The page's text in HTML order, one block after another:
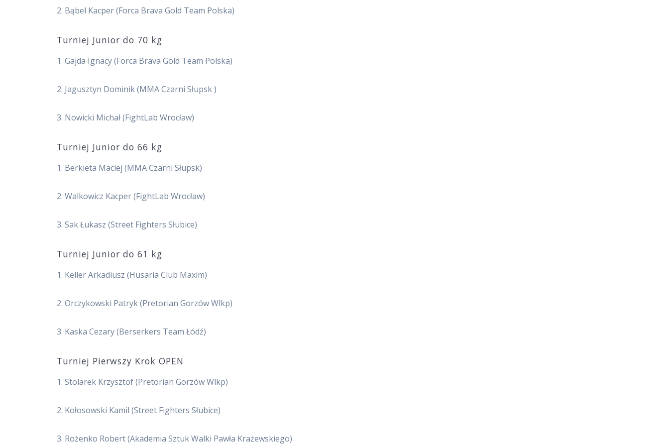
2. Bąbel Kacper (Forca Brava Gold Team Polska)
Turniej Junior do 70 kg
1. Gajda Ignacy (Forca Brava Gold Team Polska)
2. Jagusztyn Dominik (MMA Czarni Słupsk )
3. Nowicki Michał (FightLab Wrocław)
Turniej Junior do 66 kg
1. Berkieta Maciej (MMA Czarni Słupsk)
2. Walkowicz Kacper (FightLab Wrocław)
3. Sak Łukasz (Street Fighters Słubice)
Turniej Junior do 61 kg
1. Keller Arkadiusz (Husaria Club Maxim)
2. Orczykowski Patryk (Pretorian Gorzów Wlkp)
3. Kaska Cezary (Berserkers Team Łódź)
Turniej Pierwszy Krok OPEN
1. Stolarek Krzysztof (Pretorian Gorzów Wlkp)
2. Kołosowski Kamil (Street Fighters Słubice)
3. Rożenko Robert (Akademia Sztuk Walki Pawła Krażewskiego)